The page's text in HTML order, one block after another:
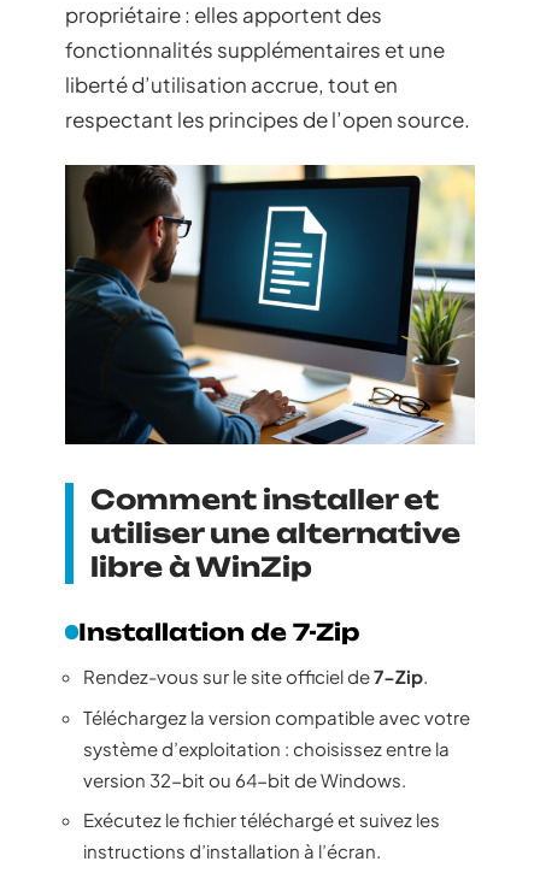
propriétaire : elles apportent des
fonctionnalités supplémentaires et une
liberté d’utilisation accrue, tout en
respectant les principes de l’open source.
Comment installer et
utiliser une alternative
libre à WinZip
Installation de 7-Zip
Rendez-vous sur le site officiel de7-Zip.
Téléchargez la version compatible avec votre
système d’exploitation : choisissez entre la
version 32-bit ou 64-bit de Windows.
Exécutez le fichier téléchargé et suivez les
instructions d’installation à l’écran.